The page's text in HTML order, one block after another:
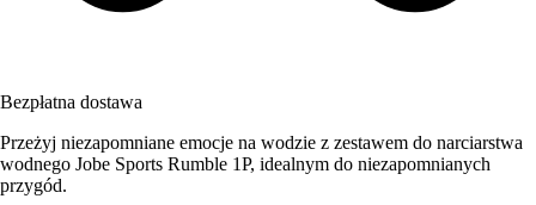
Bezpłatna dostawa
Przeżyj niezapomniane emocje na wodzie z zestawem do narciarstwa
wodnego Jobe Sports Rumble 1P, idealnym do niezapomnianych
przygód.